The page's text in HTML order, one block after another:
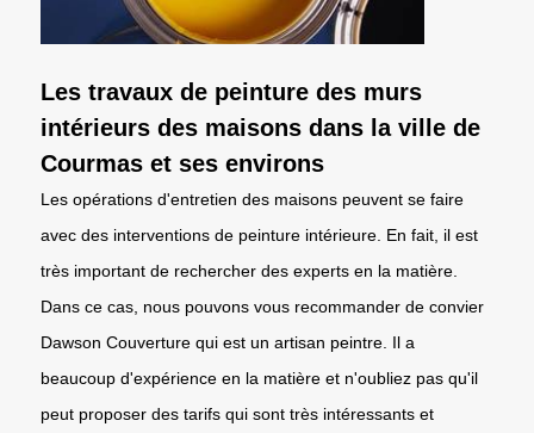
Les travaux de peinture des murs
intérieurs des maisons dans la ville de
Courmas et ses environs
Les opérations d'entretien des maisons peuvent se faire
avec des interventions de peinture intérieure. En fait, il est
très important de rechercher des experts en la matière.
Dans ce cas, nous pouvons vous recommander de convier
Dawson Couverture qui est un artisan peintre. Il a
beaucoup d'expérience en la matière et n'oubliez pas qu'il
peut proposer des tarifs qui sont très intéressants et